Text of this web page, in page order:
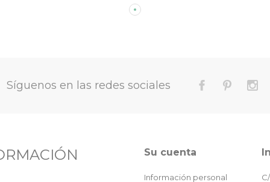
Síguenos en las redes sociales
Su cuenta
Información personal